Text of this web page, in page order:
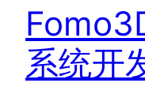
系统开